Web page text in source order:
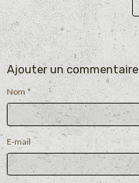
Ajouter un commentaire
Nom
E-mail